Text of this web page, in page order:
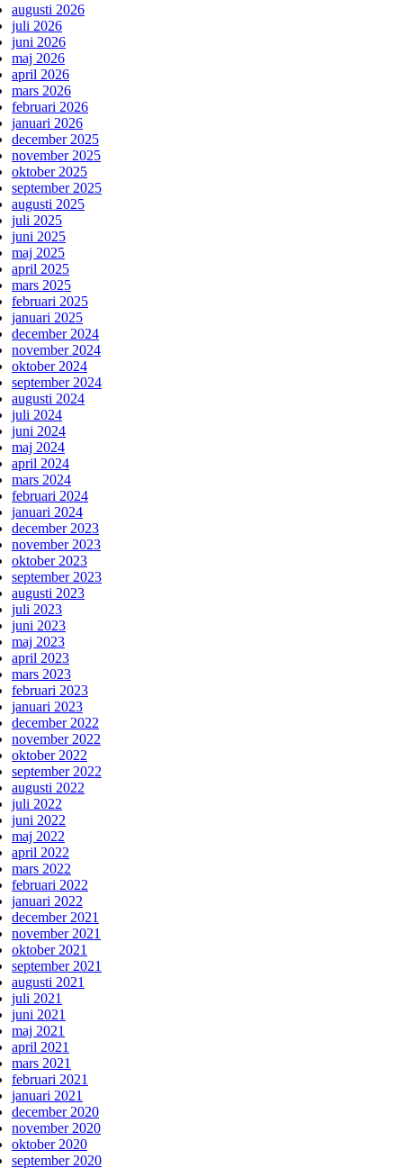
augusti 2026
juli 2026
juni 2026
maj 2026
april 2026
mars 2026
februari 2026
januari 2026
december 2025
november 2025
oktober 2025
september 2025
augusti 2025
juli 2025
juni 2025
maj 2025
april 2025
mars 2025
februari 2025
januari 2025
december 2024
november 2024
oktober 2024
september 2024
augusti 2024
juli 2024
juni 2024
maj 2024
april 2024
mars 2024
februari 2024
januari 2024
december 2023
november 2023
oktober 2023
september 2023
augusti 2023
juli 2023
juni 2023
maj 2023
april 2023
mars 2023
februari 2023
januari 2023
december 2022
november 2022
oktober 2022
september 2022
augusti 2022
juli 2022
juni 2022
maj 2022
april 2022
mars 2022
februari 2022
januari 2022
december 2021
november 2021
oktober 2021
september 2021
augusti 2021
juli 2021
juni 2021
maj 2021
april 2021
mars 2021
februari 2021
januari 2021
december 2020
november 2020
oktober 2020
september 2020